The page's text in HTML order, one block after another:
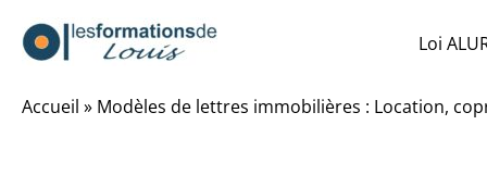
Loi
Accueil » Modèles de lettres immobilières : Location,